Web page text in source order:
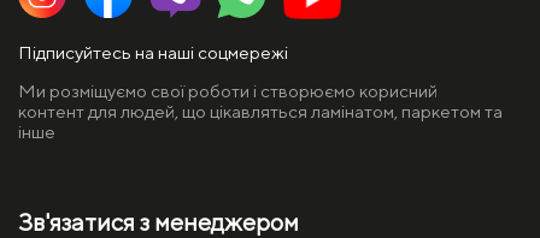
Підписуйтесь на наші соцмережі
Ми розміщуємо свої роботи і створюємо корисний
контент для людей, що цікавляться ламінатом, паркетом та
інше
Зв'язатися з менеджером